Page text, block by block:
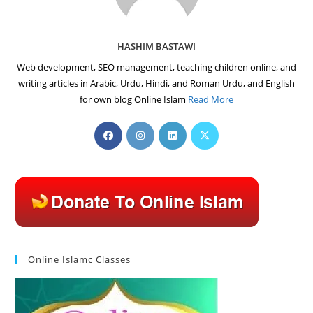
HASHIM BASTAWI
Web development, SEO management, teaching children online, and
writing articles in Arabic, Urdu, Hindi, and Roman Urdu, and English
for own blog Online Islam Read More
Opens
in
new
tab
Opens
in
new
tab
Opens
in
new
tab
Opens
new
tab
Online Islamc Classes